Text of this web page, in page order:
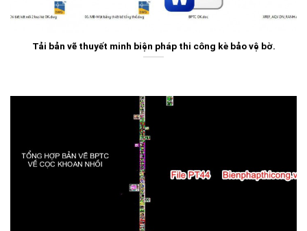
Tải bản vẽ thuyết minh biện pháp thi công kè bảo vệ bờ.